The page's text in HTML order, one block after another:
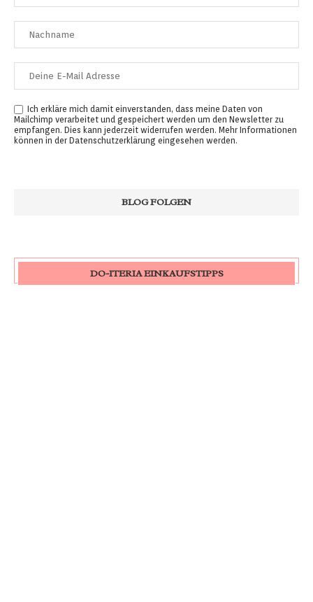
Ich erkläre mich damit einverstanden, dass meine Daten von
Mailchimp verarbeitet und gespeichert werden um den Newsletter zu
empfangen. Dies kann jederzeit widerrufen werden. Mehr Informationen
können in der Datenschutzerklärung eingesehen werden.
DO-ITERIA EINKAUFSTIPPS